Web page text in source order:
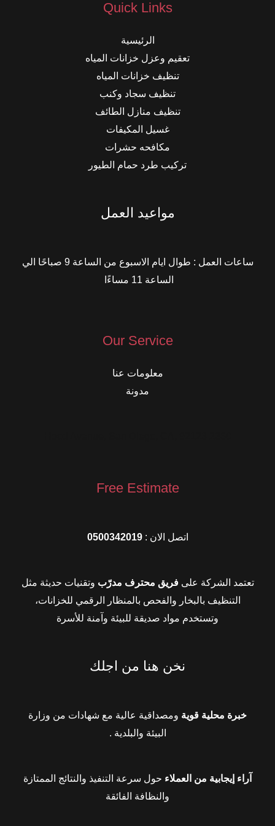
Quick Links
الرئيسية
تعقيم وعزل خزانات المياه
تنظيف خزانات المياه
تنظيف سجاد وكنب
تنظيف منازل الطائف
غسيل المكيفات
مكافحه حشرات
تركيب طرد حمام الطيور
مواعيد العمل
ساعات العمل : طوال ايام الاسبوع من الساعة 9 صباحًا الي
الساعة 11 مساءًا
Our Service
معلومات عنا
مدونة
Free Estimate
اتصل الان :0500342019
تعتمد الشركة علىفريق محترف مدرّب وتقنيات حديثة مثل
التنظيف بالبخار والفحص بالمنظار الرقمي للخزانات،
وتستخدم مواد صديقة للبيئة وآمنة للأسرة
نخن هنا من اجلك
خبرة محلية قوية ومصداقية عالية مع شهادات من وزارة
البيئة والبلدية .
آراء إيجابية من العملاء حول سرعة التنفيذ والنتائج الممتازة
والنظافة الفائقة